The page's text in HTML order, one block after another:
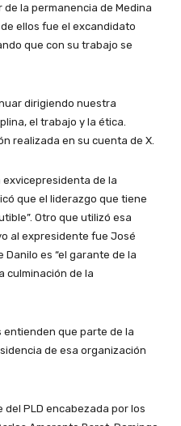
la permanencia de Medina
ellos fue el excandidato
que con su trabajo se
dirigiendo nuestra
el trabajo y la ética.
realizada en su cuenta de X.
exvicepresidenta de la
que el liderazgo que tiene
Otro que utilizó esa
al expresidente fue José
es “el garante de la
culminación de la
que parte de la
de esa organización
PLD encabezada por los